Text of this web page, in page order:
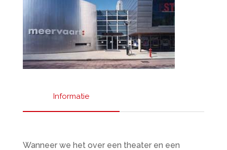
Informatie
Wanneer we het over een theater en een